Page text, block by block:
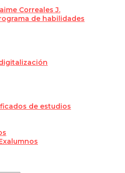
Correales J.
de habilidades
de estudios